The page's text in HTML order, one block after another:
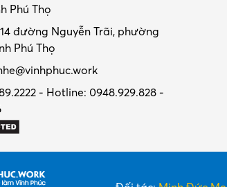
Phú Thọ
đường Nguyễn Trãi, phường
Phú Thọ
- Hotline: 0948.929.828 -